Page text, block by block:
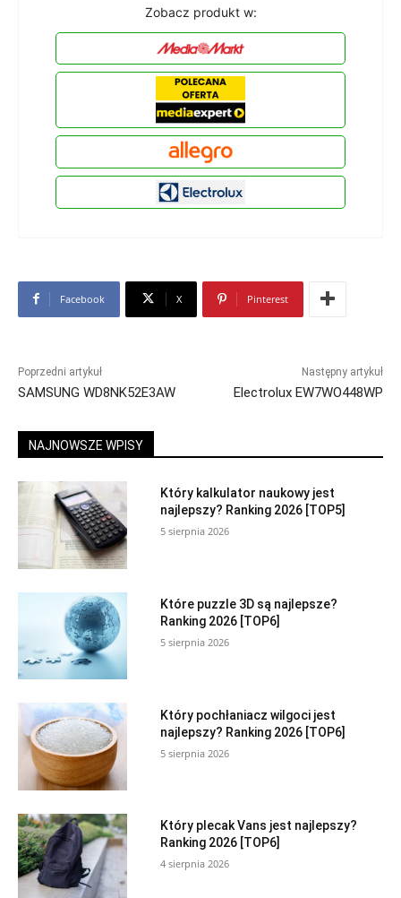
Zobacz produkt w:
Facebook X Pinterest
Poprzedni artykuł
SAMSUNG WD8NK52E3AW
Następny artykuł
Electrolux EW7WO448WP
NAJNOWSZE WPISY
Który kalkulator naukowy jest
najlepszy? Ranking 2026 [TOP5]
5 sierpnia 2026
Które puzzle 3D są najlepsze?
Ranking 2026 [TOP6]
5 sierpnia 2026
Który pochłaniacz wilgoci jest
najlepszy? Ranking 2026 [TOP6]
5 sierpnia 2026
Który plecak Vans jest najlepszy?
Ranking 2026 [TOP6]
4 sierpnia 2026